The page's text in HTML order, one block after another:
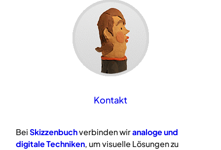
Kontakt
BeiSkizzenbuchverbinden wiranalogeund
digitaleTechniken, um visuelle Lösungen zu